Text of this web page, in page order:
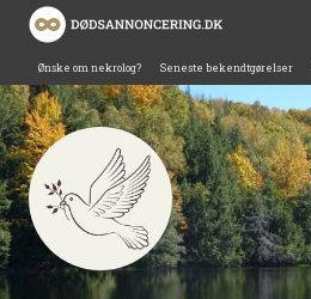
Ønske om nekrolog? Seneste bekendtgørelser